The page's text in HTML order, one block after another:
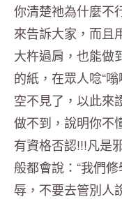
你清楚祂為什麼不
來告訴大家，而且
大杵過肩，也能做
的紙，在眾人唸“
空不見了，以此來
做不到，說明你不
有資格否認!!!凡是
般都會說：“我們
辱，不要去管別人